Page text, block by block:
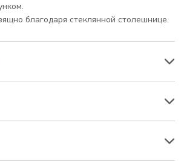
благодаря стеклянной столешнице.